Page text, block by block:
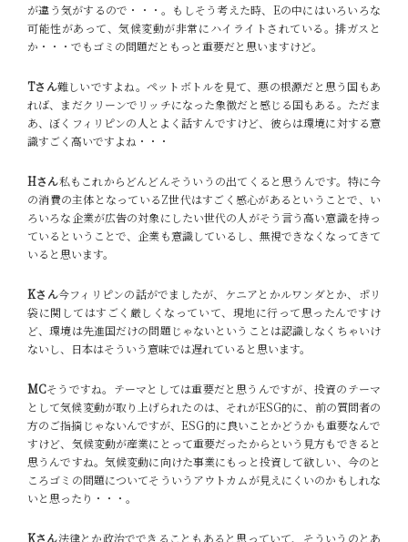
が違う気がするので・・・。もしそう考えた時、Eの中にはいろいろな
可能性があって、気候変動が非常にハイライトされている。排ガスと
か・・・でもゴミの問題だともっと重要だと思いますけど。
Tさん難しいですよね。ペットボトルを見て、悪の根源だと思う国もあ
れば、まだクリーンでリッチになった象徴だと感じる国もある。ただま
あ、ぼくフィリピンの人とよく話すんですけど、彼らは環境に対する意
識すごく高いですよね・・・
Hさん私もこれからどんどんそういうの出てくると思うんです。特に今
の消費の主体となっているZ世代はすごく感心があるということで、い
ろいろな企業が広告の対象にしたい世代の人がそう言う高い意識を持っ
ているということで、企業も意識しているし、無視できなくなってきて
いると思います。
Kさん今フィリピンの話がでましたが、ケニアとかルワンダとか、ポリ
袋に関してはすごく厳しくなっていて、現地に行って思ったんですけ
ど、環境は先進国だけの問題じゃないということは認識しなくちゃいけ
ないし、日本はそういう意味では遅れていると思います。
MCそうですね。テーマとしては重要だと思うんですが、投資のテーマ
として気候変動が取り上げられたのは、それがESG的に、前の質問者の
方のご指摘じゃないんですが、ESG的に良いことかどうかも重要なんで
すけど、気候変動が産業にとって重要だったからという見方もできると
思うんですね。気候変動に向けた事業にもっと投資して欲しい、今のと
ころゴミの問題についてそういうアウトカムが見えにくいのかもしれな
いと思ったり・・・。
Kさん法律とか政治でできることもあると思っていて、そういうのとあ